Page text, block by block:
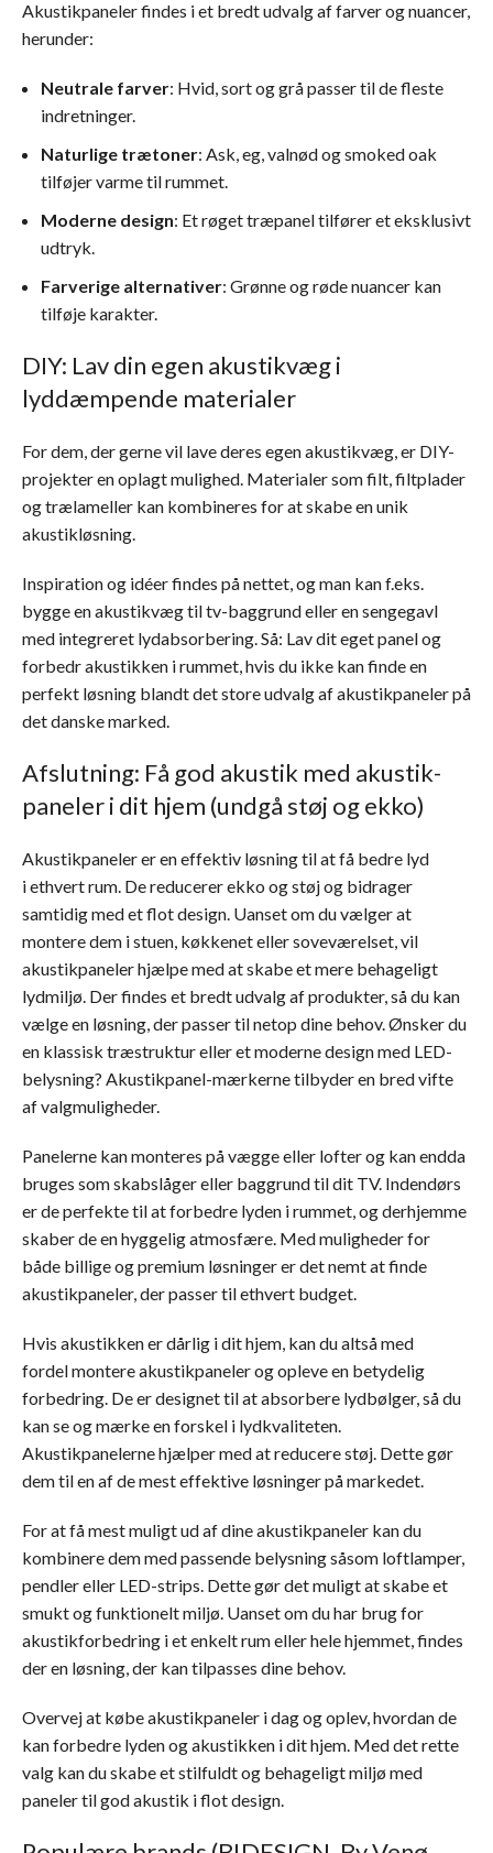
Akustikpaneler findes i et bredt udvalg af farver og nuancer,
herunder:
Neutrale farver: Hvid, sort og grå passer til de fleste
indretninger.
Naturlige trætoner: Ask, eg, valnød og smoked oak
tilføjer varme til rummet.
Moderne design: Et røget træpanel tilfører et eksklusivt
udtryk.
Farverige alternativer: Grønne og røde nuancer kan
tilføje karakter.
DIY: Lav din egen akustikvæg i
lyddæmpende materialer
For dem, der gerne vil lave deres egen akustikvæg, er DIY-
projekter en oplagt mulighed. Materialer som filt, filtplader
og trælameller kan kombineres for at skabe en unik
akustikløsning.
Inspiration og idéer findes på nettet, og man kan f.eks.
bygge en akustikvæg til tv-baggrund eller en sengegavl
med integreret lydabsorbering. Så: Lav dit eget panel og
forbedr akustikken i rummet, hvis du ikke kan finde en
perfekt løsning blandt det store udvalg af akustikpaneler på
det danske marked.
Afslutning: Få god akustik med akustik-
paneler i dit hjem (undgå støj og ekko)
Akustikpaneler er en effektiv løsning til at få bedre lyd
i ethvert rum. De reducerer ekko og støj og bidrager
samtidig med et flot design. Uanset om du vælger at
montere dem i stuen, køkkenet eller soveværelset, vil
akustikpaneler hjælpe med at skabe et mere behageligt
lydmiljø. Der findes et bredt udvalg af produkter, så du kan
vælge en løsning, der passer til netop dine behov. Ønsker du
en klassisk træstruktur eller et moderne design med LED-
belysning? Akustikpanel-mærkerne tilbyder en bred vifte
af valgmuligheder.
Panelerne kan monteres på vægge eller lofter og kan endda
bruges som skabslåger eller baggrund til dit TV. Indendørs
er de perfekte til at forbedre lyden i rummet, og derhjemme
skaber de en hyggelig atmosfære. Med muligheder for
både billige og premium løsninger er det nemt at finde
akustikpaneler, der passer til ethvert budget.
Hvis akustikken er dårlig i dit hjem, kan du altså med
fordel montere akustikpaneler og opleve en betydelig
forbedring. De er designet til at absorbere lydbølger, så du
kan se og mærke en forskel i lydkvaliteten.
Akustikpanelerne hjælper med at reducere støj. Dette gør
dem til en af de mest effektive løsninger på markedet.
For at få mest muligt ud af dine akustikpaneler kan du
kombinere dem med passende belysning såsom loftlamper,
pendler eller LED-strips. Dette gør det muligt at skabe et
smukt og funktionelt miljø. Uanset om du har brug for
akustikforbedring i et enkelt rum eller hele hjemmet, findes
der en løsning, der kan tilpasses dine behov.
Overvej at købe akustikpaneler i dag og oplev, hvordan de
kan forbedre lyden og akustikken i dit hjem. Med det rette
valg kan du skabe et stilfuldt og behageligt miljø med
paneler til god akustik i flot design.